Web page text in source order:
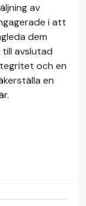
av
i att
dem
avslutad
och en
en